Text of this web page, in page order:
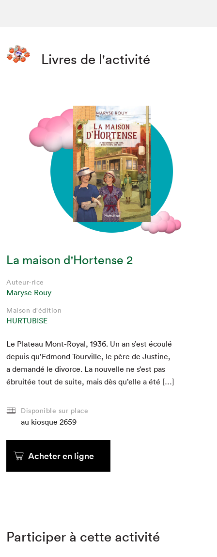
Livres de l'activité
La maison d'Hortense 2
Auteur·rice
Maryse Rouy
Maison d'édition
HURTUBISE
Le Plateau Mont-Roy­al,1936. Un an s’est écoulé
depuis qu’Edmond Tourville, le père de Jus­tine,
a demandé le divorce. La nou­velle ne s’est pas
ébruitée tout de suite, mais dès qu’elle a été […]
Disponible sur place
au kiosque 2659
Acheter en ligne
Participer à cette activité